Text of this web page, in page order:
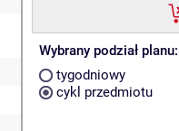
Wybrany podział planu:
tygodniowy
cykl przedmiotu